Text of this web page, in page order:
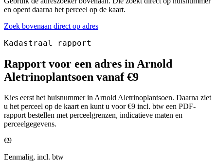
en opent daarna het perceel op de kaart.
Zoek bovenaan direct op adres
Kadastraal rapport
Rapport voor een adres in Arnold
Aletrinoplantsoen vanaf €9
Kies eerst het huisnummer in Arnold Aletrinoplantsoen. Daarna ziet
u het perceel op de kaart en kunt u voor €9 incl. btw een PDF-
rapport bestellen met perceelgrenzen, indicatieve maten en
perceelgegevens.
€9
Eenmalig, incl. btw